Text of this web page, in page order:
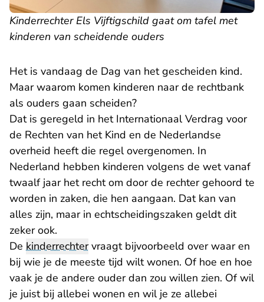
Kinderrechter Els Vijftigschild gaat om tafel met
kinderen van scheidende ouders
Het is vandaag de Dag van het gescheiden kind.
Maar waarom komen kinderen naar de rechtbank
als ouders gaan scheiden?
Dat is geregeld in het Internationaal Verdrag voor
de Rechten van het Kind en de Nederlandse
overheid heeft die regel overgenomen. In
Nederland hebben kinderen volgens de wet vanaf
twaalf jaar het recht om door de rechter gehoord te
worden in zaken, die hen aangaan. Dat kan van
alles zijn, maar in echtscheidingszaken geldt dit
zeker ook.
De kinderrechtervraagt bijvoorbeeld over waar en
bij wie je de meeste tijd wilt wonen. Of hoe en hoe
vaak je de andere ouder dan zou willen zien. Of wil
je juist bij allebei wonen en wil je ze allebei